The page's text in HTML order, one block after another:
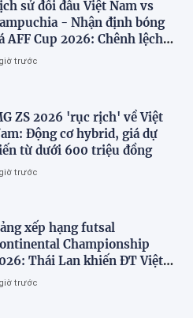
sử đối đầu Việt Nam vs
- Nhận định bóng
AFF Cup 2026: Chênh lệch
cấp
trước
ZS 2026 'rục rịch' về Việt
Động cơ hybrid, giá dự
từ dưới 600 triệu đồng
trước
xếp hạng futsal
Championship
Thái Lan khiến ĐT Việt
'vỡ mộng' vô địch
trước